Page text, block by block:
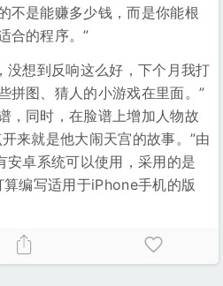
不是能赚多少钱，而是你能根
合的程序。”
没想到反响这么好，下个月我打
拼图、猜人的小游戏在里面。”
，同时，在脸谱上增加人物故
来就是他大闹天宫的故事。”由
安卓系统可以使用，采用的是
编写适用于iPhone手机的版